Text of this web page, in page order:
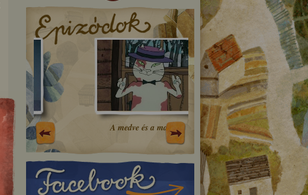
A medve és a macska A kőleves